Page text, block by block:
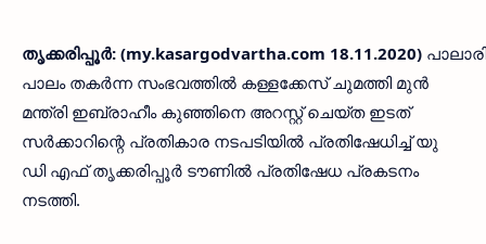
തൃക്കരിപ്പൂര്‍: (my.kasargodvartha.com 18.11.2020)
പാലം തകര്‍ന്ന സംഭവത്തില്‍ കള്ളക്കേസ് ചുമത്തി മുന്‍
മന്ത്രി ഇബ്രാഹീം കുഞ്ഞിനെ അറസ്റ്റ് ചെയ്ത ഇടത്
സര്‍ക്കാറിന്റെ പ്രതികാര നടപടിയില്‍ പ്രതിഷേധിച്ച് യു
ഡി എഫ് തൃക്കരിപ്പൂര്‍ ടൗണില്‍ പ്രതിഷേധ പ്രകടനം
നടത്തി.